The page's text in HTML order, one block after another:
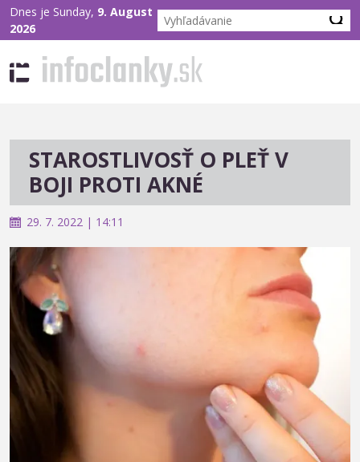
Dnes je Sunday, 9. August
2026
STAROSTLIVOSŤ O PLEŤ V
BOJI PROTI AKNÉ
29. 7. 2022 | 14:11